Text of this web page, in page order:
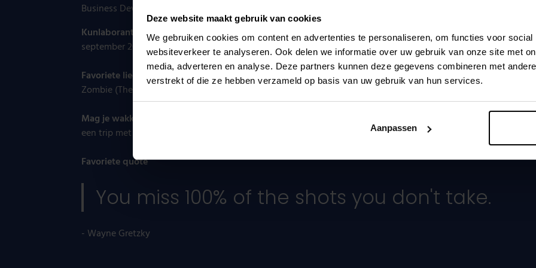
Deze website maakt gebruik van cookies
We gebruiken cookies om content en advertenties te personaliseren, om functies voor
websiteverkeer te analyseren. Ook delen we informatie over uw gebruik van onze site met
media, adverteren en analyse. Deze partners kunnen deze gegevens combineren met
verstrekt of die ze hebben verzameld op basis van uw gebruik van hun services.
Aanpassen
Business Development manager
Kunlaborant sinds
september 2024
Favoriete liedje
Zombie (The Cranberries)
Mag je wakker maken voor
een trip met de moto of met de camper
Favoriete quote
You miss 100% of the shots you don't take.
- Wayne Gretzky